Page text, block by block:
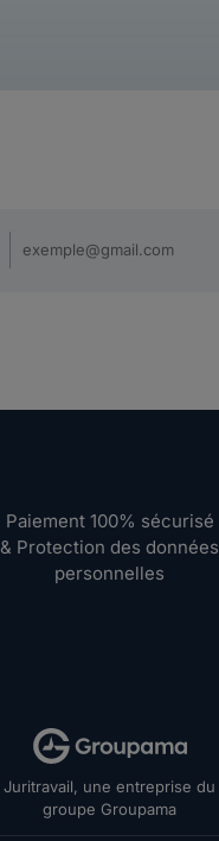
Paiement 100% sécurisé
& Protection des données
personnelles
Juritravail, une entreprise du
groupe Groupama